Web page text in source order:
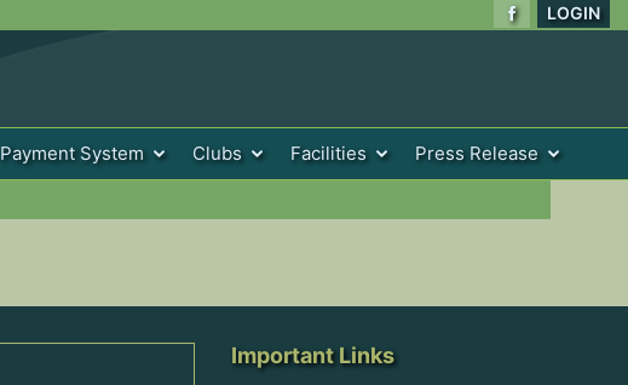
LOGIN
Payment System Clubs Facilities Press Release
Important Links